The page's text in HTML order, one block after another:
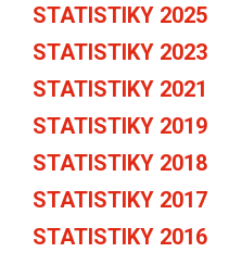
STATISTIKY 2025
STATISTIKY 2023
STATISTIKY 2021
STATISTIKY 2019
STATISTIKY 2018
STATISTIKY 2017
STATISTIKY 2016